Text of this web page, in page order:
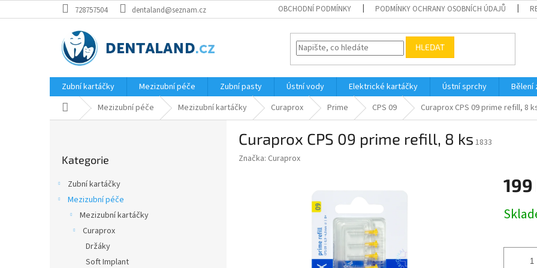
na
728757504 dentaland@seznam.cz OBCHODNÍ PODMÍNKY PODMÍNKY OCHRANY OSOBNÍCH ÚDAJŮ
HLEDAT
Zubní kartáčky Mezizubní péče Zubní pasty Ústní vody Elektrické kartáčky Ústní sprchy Bělení
Domů Mezizubní péče Mezizubní kartáčky Curaprox Prime CPS 09 Curaprox CPS 09 prime refill, 8
kategorie
Kategorie
Zubní kartáčky
Mezizubní péče
Mezizubní kartáčky
Curaprox
Držáky
Soft Implant
Curaprox CPS 09 prime refill, 8 ks 1833
Značka: Curaprox
199
cena: